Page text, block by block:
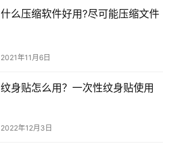
什么压缩软件好用?尽可能压缩文件
2021年11月6日
纹身贴怎么用？一次性纹身贴使用
2022年12月3日